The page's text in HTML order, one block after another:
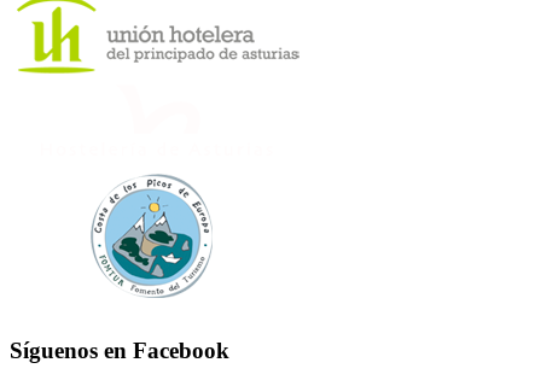
Síguenos en Facebook